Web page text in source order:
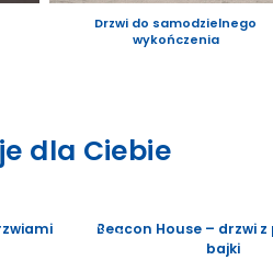
Drzwi do samodzielnego
wykończenia
dla Ciebie
Beacon House – drzwi
bajki